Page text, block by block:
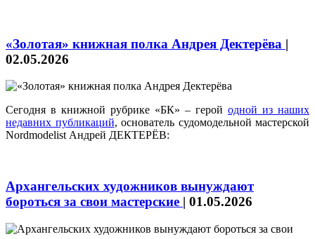
«Золотая» книжная полка Андрея Дектерёва |
02.05.2026
Сегодня в книжной рубрике «БК» – герой одной из наших
недавних публикаций, основатель судомодельной мастерской
Nordmodelist Андрей ДЕКТЕРЁВ:
Архангельских художников вынуждают
бороться за свои мастерские | 01.05.2026